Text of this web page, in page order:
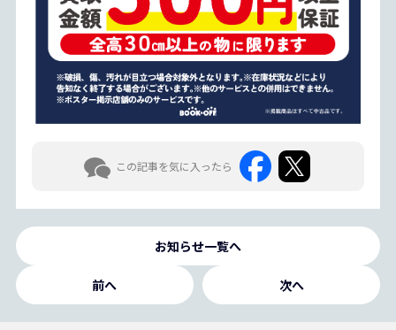
この記事を気に入ったら
お知らせ一覧へ
前へ 次へ